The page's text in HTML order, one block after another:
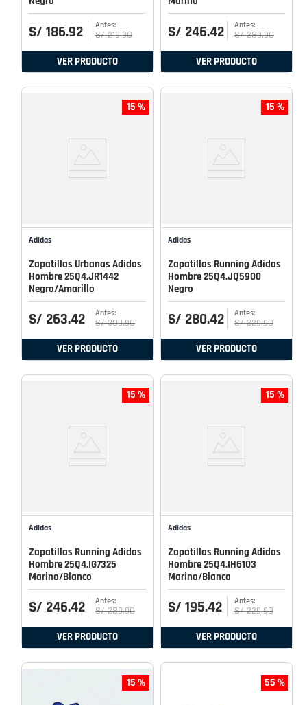
S/ 186.92 S/ 219.90
VER PRODUCTO
S/ 246.42 S/ 289.90
VER PRODUCTO
15 %
Adidas
Zapatillas Urbanas Adidas
Hombre 25Q4.JR1442
Negro/Amarillo
S/ 263.42 S/ 309.90
VER PRODUCTO
15 %
Adidas
Zapatillas Running Adidas
Hombre 25Q4.JQ5900
Negro
S/ 280.42 S/ 329.90
VER PRODUCTO
15 %
Adidas
Zapatillas Running Adidas
Hombre 25Q4.IG7325
Marino/Blanco
S/ 246.42 S/ 289.90
VER PRODUCTO
15 %
Adidas
Zapatillas Running Adidas
Hombre 25Q4.IH6103
Marino/Blanco
S/ 195.42 S/ 229.90
VER PRODUCTO
15 % 55 %